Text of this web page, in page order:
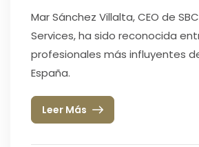
Mar Sánchez Villalta, CEO de
Services, ha sido reconocida
profesionales más influyentes
España.
Leer Más